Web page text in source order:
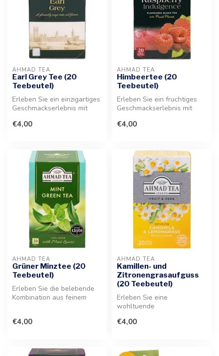
AHMAD TEA
Earl Grey Tee (20
Teebeutel)
Erleben Sie ein einzigartiges
Geschmackserlebnis mit
schwarze...
€4,00
AHMAD TEA
Himbeertee (20
Teebeutel)
Erleben Sie ein fruchtiges
Geschmackserlebnis mit
Schwarztee...
€4,00
AHMAD TEA
Grüner Minztee (20
Teebeutel)
Erleben Sie die belebende
Kombination aus feinem
€4,00
AHMAD TEA
Kamillen- und
Zitronengrasaufguss
(20 Teebeutel)
Erleben Sie eine
wohltuende
Kamille und erfrischende...
€4,00